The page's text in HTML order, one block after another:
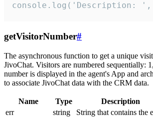
console.log('Description:
getVisitorNumber#
The asynchronous function to get a unique
JivoChat. Visitors are numbered sequentially:
number is displayed in the agent's App and
to associate JivoChat data with the CRM data.
Name Type
Description
err
string
String that contains the